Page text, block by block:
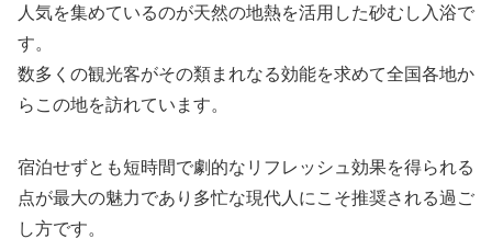
人気を集めているのが天然の地熱を活用した砂むし入浴で
す。
数多くの観光客がその類まれなる効能を求めて全国各地か
らこの地を訪れています。
宿泊せずとも短時間で劇的なリフレッシュ効果を得られる
点が最大の魅力であり多忙な現代人にこそ推奨される過ご
し方です。